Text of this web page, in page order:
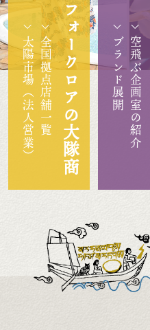
フォークロアの大隊商
全国拠点店舗一覧
太陽市場（法人営業） 空飛ぶ企画室の紹介
ブランド展開